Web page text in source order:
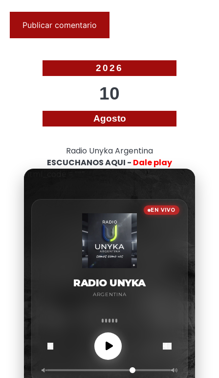
2026
10
Agosto
Radio Unyka Argentina
ESCUCHANOS AQUI - Dale play